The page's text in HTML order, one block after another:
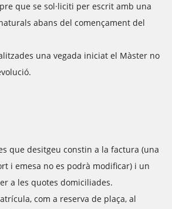
que se sol·liciti per escrit amb una
abans del començament del
una vegada iniciat el Màster no
que desitgeu constin a la factura (una
i emesa no es podrà modificar) i un
a les quotes domiciliades.
com a reserva de plaça, al